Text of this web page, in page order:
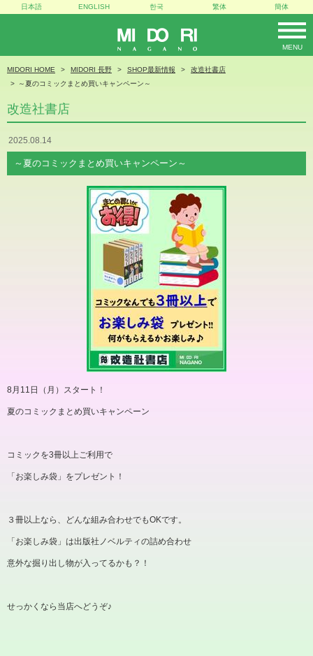
MIDORI
MENU
日本語 ENGLISH 한국 繁体 簡体
MIDORI HOME MIDORI 長野 SHOP最新情報
改造社書店
～夏のコミックまとめ買いキャンペーン～
改造社書店
2025.08.14
～夏のコミックまとめ買いキャンペーン～
8月 11 日（月）スタート！
夏のコミックまとめ買いキャンペーン
コミックを3冊以上ご利用で
「お楽しみ袋」をプレゼント！
３冊以上なら、どんな組み合わせでもOKです。
「お楽しみ袋」は出版社ノベルティの詰め合わせ
意外な掘り出し物が入ってるかも？！
せっかくなら当店へどうぞ♪